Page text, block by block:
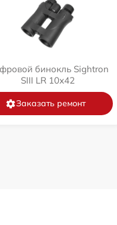
бинокль Sightron
SIII LR 10x42
Заказать ремонт